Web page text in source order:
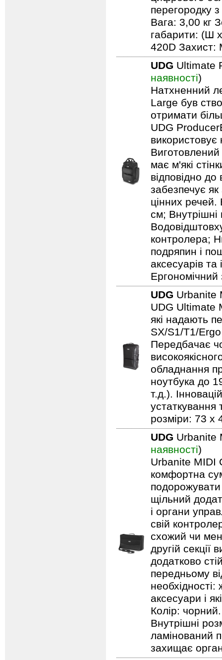
перегородку
Вага: 3,00 кг
габарити: (Ш
420D Захист:
UDG Ultimate
наявності)
Натхненний
Large був
отримати
UDG
має м'які
відповідно
забезпечує
цінних
см;
контролера;
подряпин і
аксесуарів
UDG Urbanite
UDG Ultimate
які надають
SX/S1/T1/
Передбачає
обладнання
ноутбука до
т.д.).
устаткування
розміри: 73 x
UDG Urbanite
наявності)
Urbanite MIDI
комфортна
щільний
і органи
свій
схожий чи
другій
додатково
передньому
аксесуари і
Колір:
Внутрішні
ламінований
захищає